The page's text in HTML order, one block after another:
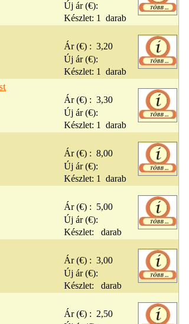
Új ár (€):
Készlet: 1 darab
Ár (€) : 3,20
Új ár (€):
Készlet: 1 darab
Ár (€) : 3,30
Új ár (€):
Készlet: 1 darab
Ár (€) : 8,00
Új ár (€):
Készlet: 1 darab
Ár (€) : 5,00
Új ár (€):
Készlet: darab
Ár (€) : 3,00
Új ár (€):
Készlet: darab
Ár (€) : 2,50